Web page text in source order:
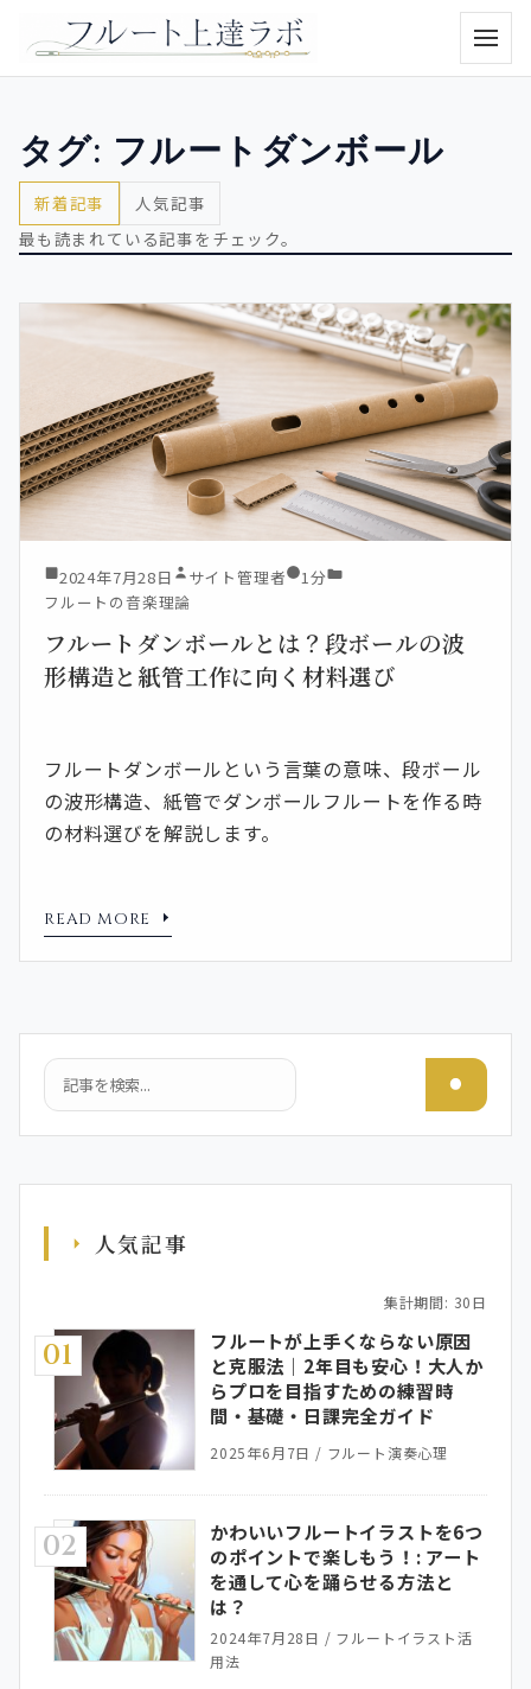
メニ
タグ: フルートダンボール
新着記事
人気記事
最も読まれている記事をチェック。
2024年7月28日 サイト管理者
1分
フルートの音楽理論
フルートダンボールとは？段ボールの波
形構造と紙管工作に向く材料選び
フルートダンボールという言葉の意味、段ボール
の波形構造、紙管でダンボールフルートを作る時
の材料選びを解説します。
READ MORE
検索
人気記事
集計期間: 30日
01
フルートが上手くならない原因
と克服法｜2年目も安心！大人か
らプロを目指すための練習時
間・基礎・日課完全ガイド
2025年6月7日 / フルート演奏心理
02
かわいいフルートイラストを6つ
のポイントで楽しもう！: アート
を通して心を踊らせる方法と
は？
2024年7月28日 / フルートイラスト活
用法